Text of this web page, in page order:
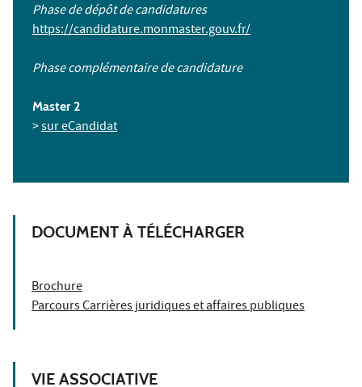
Phase de dépôt de candidatures
https://candidature.monmaster.gouv.fr/
Phase complémentaire de candidature
Master 2
>sur eCandidat
DOCUMENT À TÉLÉCHARGER
Brochure
Parcours Carrières juridiques et affaires publiques
VIE ASSOCIATIVE